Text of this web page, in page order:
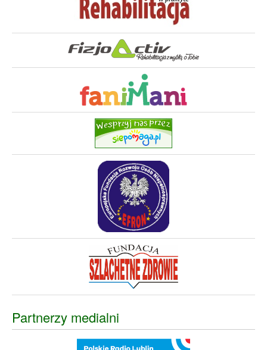
Partnerzy medialni